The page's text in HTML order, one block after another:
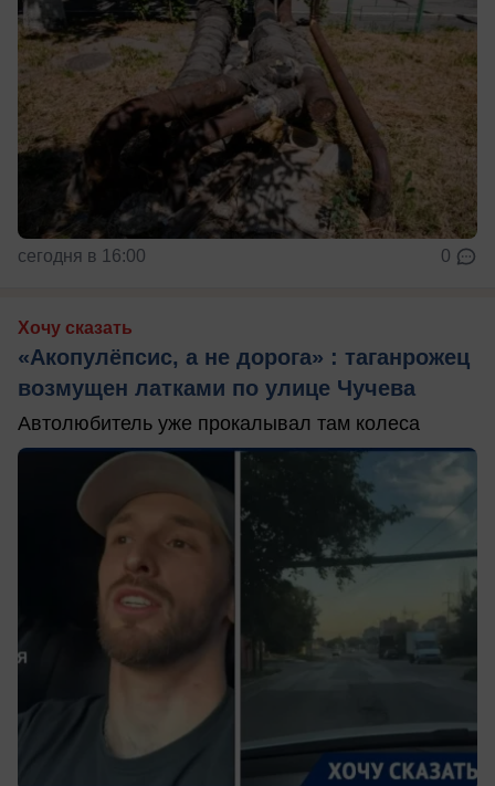
сегодня в 16:00 0
Хочу сказать
«Акопулёпсис, а не дорога» : таганрожец
возмущен латками по улице Чучева
Автолюбитель уже прокалывал там колеса